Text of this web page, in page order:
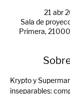
21 abr
Sala de
Primera,
Krypto y
inseparables: